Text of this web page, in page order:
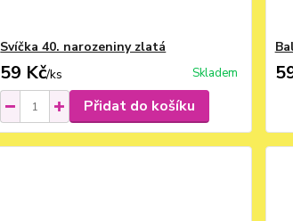
Svíčka 40. narozeniny zlatá
59 Kč/ks Skladem
Přidat do košíku